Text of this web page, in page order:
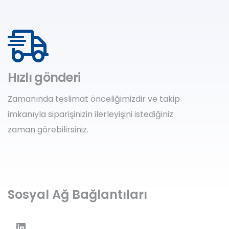
Hızlı gönderi
Zamanında teslimat önceliğimizdir ve takip
imkanıyla siparişinizin ilerleyişini istediğiniz
zaman görebilirsiniz.
Sosyal Ağ Bağlantıları